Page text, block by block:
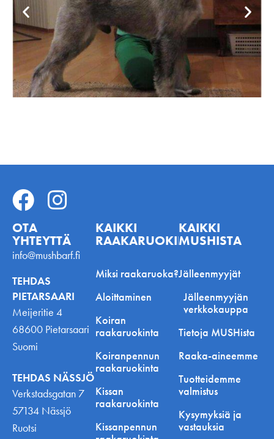
OTA
YHTEYTTÄ
info@mushbarf.fi
TEHDAS
PIETARSAARI
Meijeritie 4
68600 Pietarsaari
Suomi
TEHDAS NÄSSJÖ
Verkstadsgatan 7
57134 Nässjö
Ruotsi
KAIKKI
RAAKARUOKINNASTA
Miksi raakaruoka?
Aloittaminen
Koiran
raakaruokinta
Koiranpennun
raakaruokinta
Kissan
raakaruokinta
Kissanpennun
KAIKKI
MUSHISTA
Jälleenmyyjät
Jälleenmyyjän
verkkokauppa
Tietoja MUSHista
Raaka-aineemme
Tuotteidemme
valmistus
Kysymyksiä ja
vastauksia